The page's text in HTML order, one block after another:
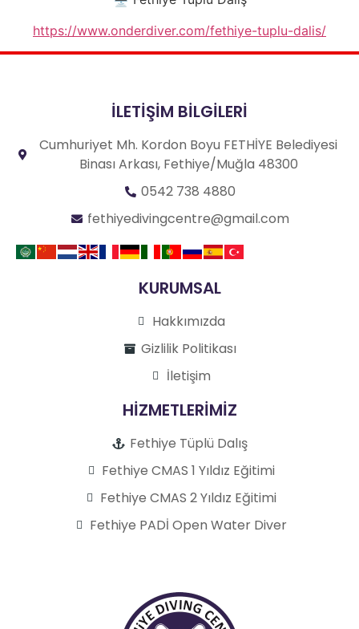
https://www.onderdiver.com/fethiye-tuplu-dalis/
İLETİŞİM BİLGİLERİ
Cumhuriyet Mh. Kordon Boyu FETHİYE Belediyesi
Binası Arkası, Fethiye/Muğla 48300
0542 738 4880
fethiyedivingcentre@gmail.com
KURUMSAL
Hakkımızda
Gizlilik Politikası
İletişim
HİZMETLERİMİZ
Fethiye Tüplü Dalış
Fethiye CMAS 1 Yıldız Eğitimi
Fethiye CMAS 2 Yıldız Eğitimi
Fethiye PADİ Open Water Diver